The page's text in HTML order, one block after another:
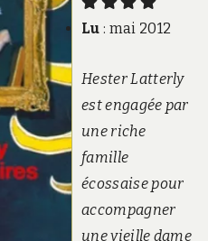
Lu : mai 2012
Hester Latterly
est engagée par
une riche
famille
écossaise pour
accompagner
une vieille dame